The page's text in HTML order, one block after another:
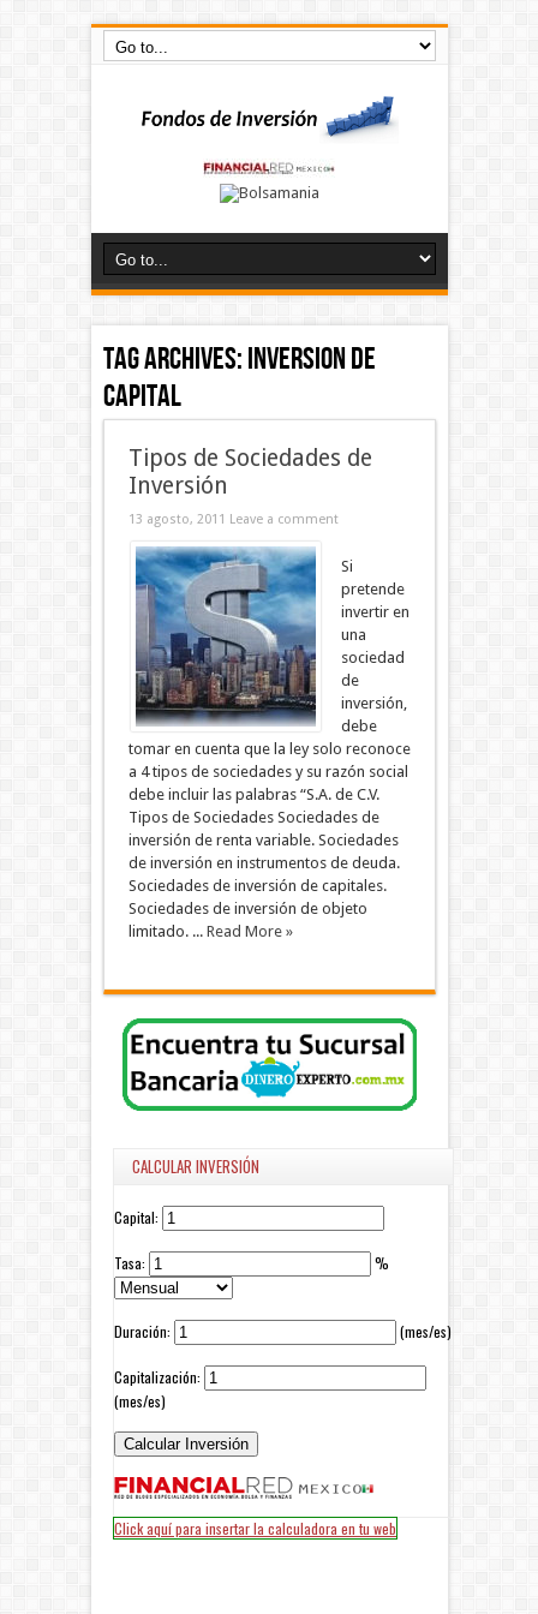
Tag Archives:inversion de
capital
Tipos de Sociedades de
Inversión
13 agosto, 2011 Leave a comment
Si
pretende
invertir en
una
sociedad
de
inversión,
debe
tomar en cuenta que la ley solo reconoce
a 4 tipos de sociedades y su razón social
debe incluir las palabras “S.A. de C.V.
Tipos de Sociedades Sociedades de
inversión de renta variable. Sociedades
de inversión en instrumentos de deuda.
Sociedades de inversión de capitales.
Sociedades de inversión de objeto
limitado. ... Read More »